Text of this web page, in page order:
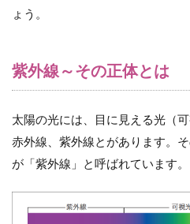
の構
造と
線が
肌に
与え
る影
響
メ
ょう。
紫外線～その正体とは
太陽の光には、目に見える光（
赤外線、紫外線とがあります。
が「紫外線」と呼ばれています。